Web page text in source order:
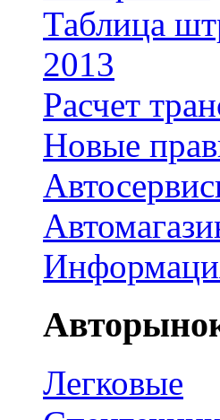
Таблица
2013
Расчет
Новые
Легковые